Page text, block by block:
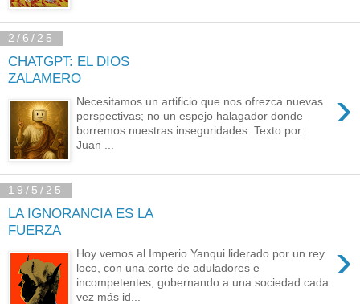
2/6/25
CHATGPT: EL DIOS
ZALAMERO
›
Necesitamos un artificio que nos ofrezca nuevas
perspectivas; no un espejo halagador donde
borremos nuestras inseguridades. Texto por:
Juan ...
19/5/25
LA IGNORANCIA ES LA
FUERZA
›
Hoy vemos al Imperio Yanqui liderado por un rey
loco, con una corte de aduladores e
incompetentes, gobernando a una sociedad cada
vez más id...